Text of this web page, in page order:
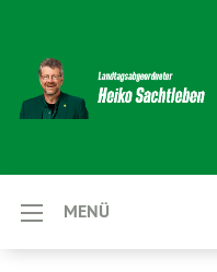
MENÜ